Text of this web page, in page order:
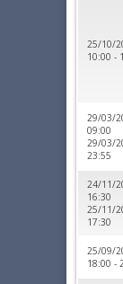
25/10/
10:00 -
29/03/
09:00
29/03/
23:55
24/11/
16:30
25/11/
17:30
25/09/
18:00 -